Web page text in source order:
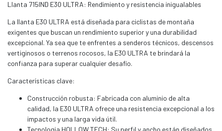
Llanta 715IND E30 ULTRA: Rendimiento y resistencia inigualables
La llanta E30 ULTRA está diseñada para ciclistas de montaña
exigentes que buscan un rendimiento superior y una durabilidad
excepcional. Ya sea que te enfrentes a senderos técnicos, descensos
vertiginosos o terrenos rocosos, la E30 ULTRA te brindará la
confianza para superar cualquier desafío.
Características clave:
Construcción robusta: Fabricada con aluminio de alta
calidad, la E30 ULTRA ofrece una resistencia excepcional a los
impactos y una larga vida útil.